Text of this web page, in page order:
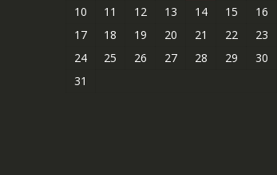
10
11 12 13 14 15
16
17
18 19 20 21 22
23
24
25 26 27 28 29
30
31